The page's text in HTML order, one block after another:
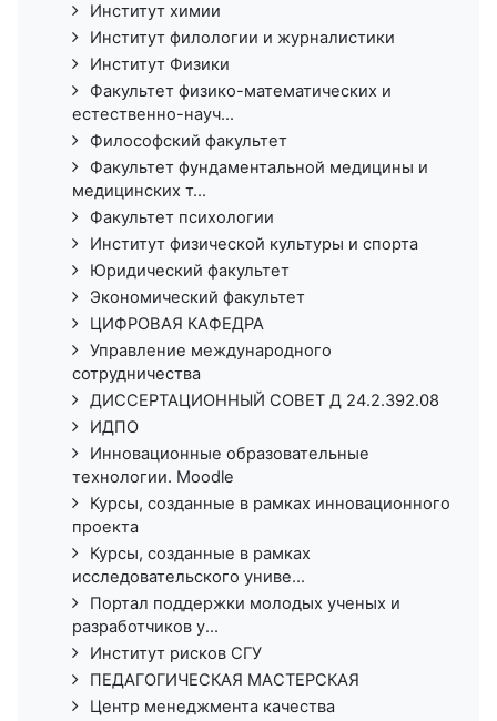
Институт химии
Институт филологии и журналистики
Институт Физики
Факультет физико-математических и
естественно-науч...
Философский факультет
Факультет фундаментальной медицины и
медицинских т...
Факультет психологии
Институт физической культуры и спорта
Юридический факультет
Экономический факультет
ЦИФРОВАЯ КАФЕДРА
Управление международного
сотрудничества
ДИССЕРТАЦИОННЫЙ СОВЕТ Д 24.2.392.08
ИДПО
Инновационные образовательные
технологии. Moodle
Курсы, созданные в рамках инновационного
проекта
Курсы, созданные в рамках
исследовательского униве...
Портал поддержки молодых ученых и
разработчиков у...
Институт рисков СГУ
ПЕДАГОГИЧЕСКАЯ МАСТЕРСКАЯ
Центр менеджмента качества